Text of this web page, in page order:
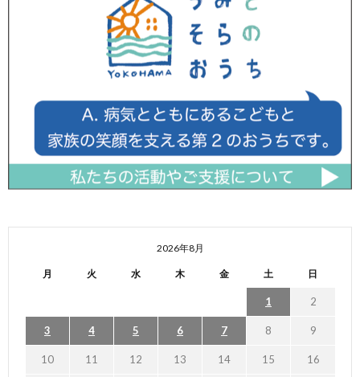
2026年8月
月 火 水 木 金 土 日
1 2
3 4 5 6 7 8 9
10 11 12 13 14 15 16